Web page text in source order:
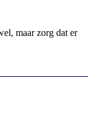
maar zorg dat er